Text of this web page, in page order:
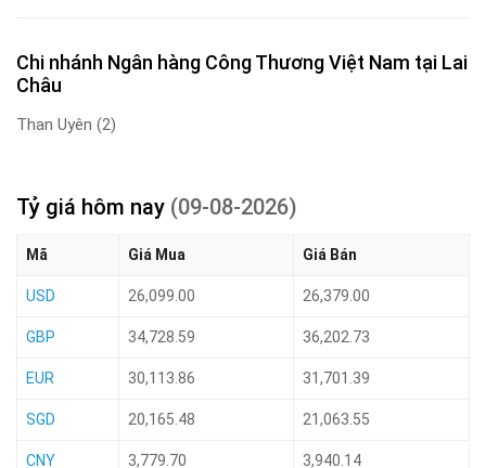
Chi nhánh Ngân hàng Công Thương Việt Nam tại Lai
Châu
Than Uyên (2)
Tỷ giá hôm nay (09-08-2026)
Mã Giá Mua Giá Bán
USD 26,099.00 26,379.00
GBP 34,728.59 36,202.73
EUR 30,113.86 31,701.39
SGD 20,165.48 21,063.55
CNY 3,779.70 3,940.14